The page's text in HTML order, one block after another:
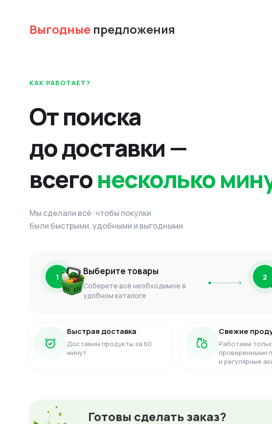
Выгодные предложения
КАК РАБОТАЕТ?
От поиска
до доставки —
всегонесколько
Мы сделали всё: чтобы покупки
были быстрыми, удобными и выгодными
1 Выберите товары
Соберите всё необходимое в
удобном каталоге
2
Быстрая доставка
Доставим продукты за 60
минут
Свежие
Работаем
проверенными
и регулярные
Готовы сделать заказ?